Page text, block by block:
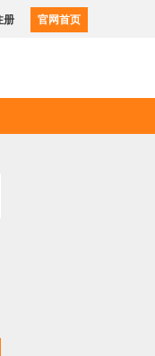
册 官网首页